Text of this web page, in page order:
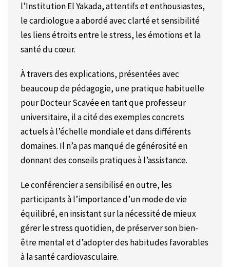
l’Institution El Yakada, attentifs et enthousiastes,
le cardiologue a abordé avec clarté et sensibilité
les liens étroits entre le stress, les émotions et la
santé du cœur.
À travers des explications, présentées avec
beaucoup de pédagogie, une pratique habituelle
pour Docteur Scavée en tant que professeur
universitaire, il a cité des exemples concrets
actuels à l’échelle mondiale et dans différents
domaines. Il n’a pas manqué de générosité en
donnant des conseils pratiques à l’assistance.
Le conférencier a sensibilisé en outre, les
participants à l’importance d’un mode de vie
équilibré, en insistant sur la nécessité de mieux
gérer le stress quotidien, de préserver son bien-
être mental et d’adopter des habitudes favorables
à la santé cardiovasculaire.